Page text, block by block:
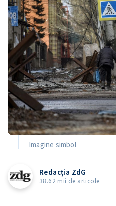
Imagine simbol
Redacția ZdG
38.62 mii de articole